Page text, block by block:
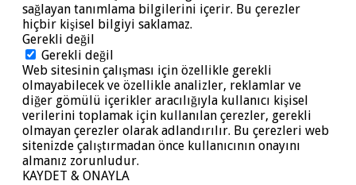
sağlayan tanımlama bilgilerini içerir. Bu çerezler
hiçbir kişisel bilgiyi saklamaz.
Gerekli değil
Gerekli değil
Web sitesinin çalışması için özellikle gerekli
olmayabilecek ve özellikle analizler, reklamlar ve
diğer gömülü içerikler aracılığıyla kullanıcı kişisel
verilerini toplamak için kullanılan çerezler, gerekli
olmayan çerezler olarak adlandırılır. Bu çerezleri web
sitenizde çalıştırmadan önce kullanıcının onayını
almanız zorunludur.
KAYDET & ONAYLA